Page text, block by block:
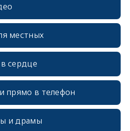
местных
сердце
прямо в телефон
и драмы